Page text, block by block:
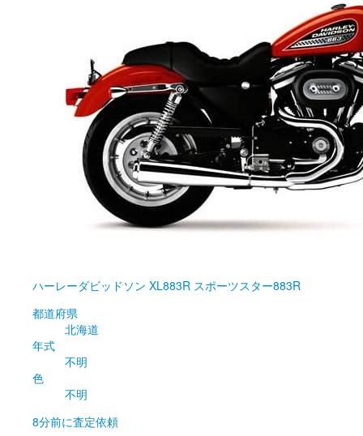
ハーレーダビッドソン XL883R スポーツスター883R
都道府県
北海道
年式
不明
色
不明
8分前に査定依頼